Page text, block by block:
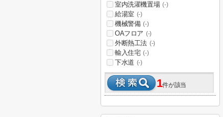
室内洗濯機置場 (-)
給湯室 (-)
機械警備 (-)
OAフロア (-)
外断熱工法 (-)
輸入住宅 (-)
下水道 (-)
1件が該当